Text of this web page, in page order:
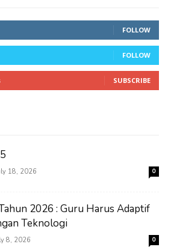
FOLLOW
FOLLOW
SUBSCRIBE
18, 2026 0
2026 : Guru Harus Adaptif
Teknologi
8, 2026 0